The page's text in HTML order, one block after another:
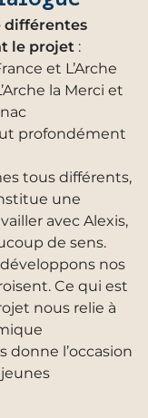
différentes
le projet :
et L’Arche
la Merci et
profondément
tous différents,
une
avec Alexis,
de sens.
nos
Ce qui est
nous relie à
l’occasion